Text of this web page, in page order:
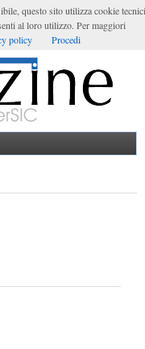
questo sito utilizza cookie tecnici
al loro utilizzo. Per maggiori
policy Procedi